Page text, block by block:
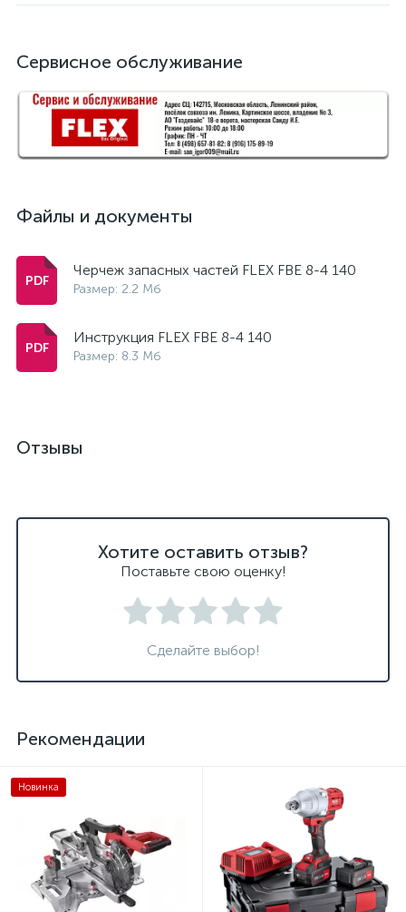
Сервисное обслуживание
Файлы и документы
Черчеж запасных частей FLEX FBE 8-4 140
Размер: 2.2 Мб
Инструкция FLEX FBE 8-4 140
Размер: 8.3 Мб
Отзывы
Хотите оставить отзыв?
Поставьте свою оценку!
Сделайте выбор!
Рекомендации
Новинка